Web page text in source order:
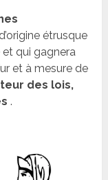
étrusque
qui gagnera
et à mesure de
des lois,
.